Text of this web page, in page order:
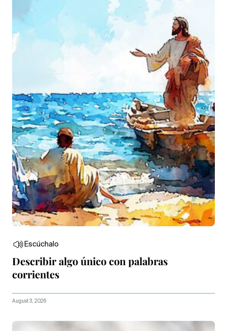
Escúchalo
Describir algo único con palabras
corrientes
August 3, 2026